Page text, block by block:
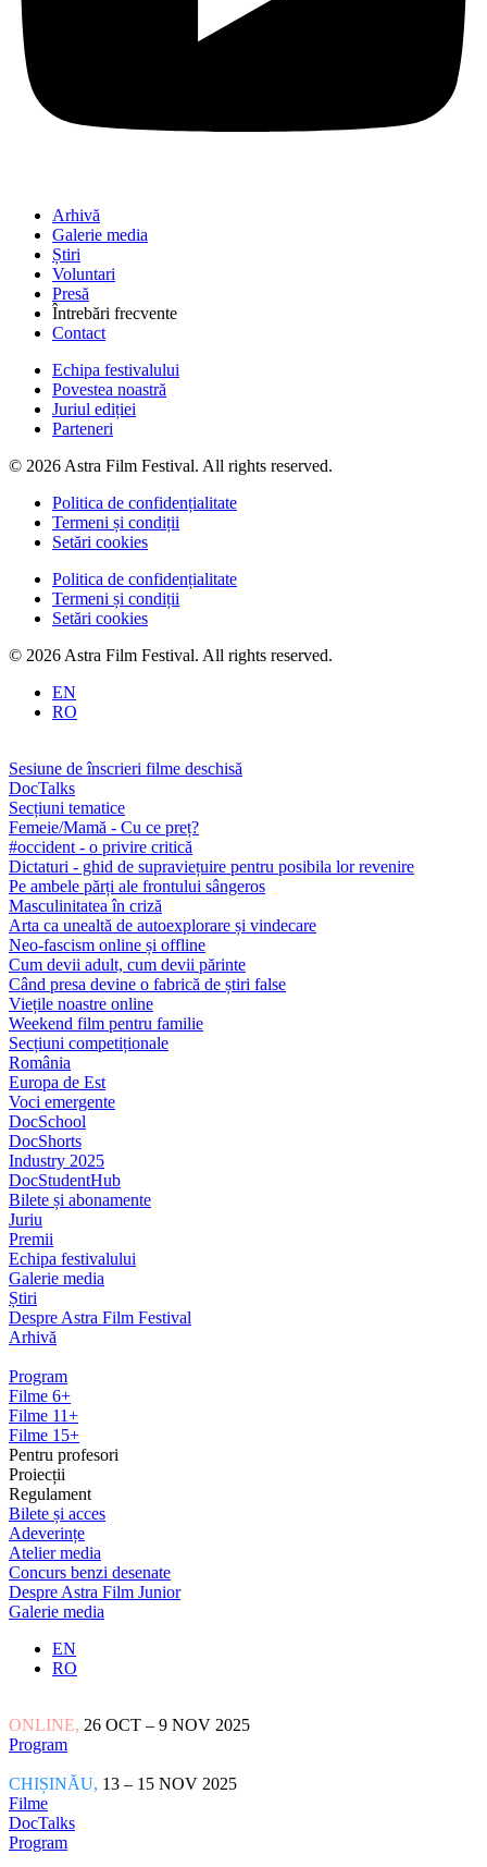
Arhivă
Galerie media
Știri
Voluntari
Presă
Întrebări frecvente
Contact
Echipa festivalului
Povestea noastră
Juriul ediției
Parteneri
© 2026 Astra Film Festival. All rights reserved.
Politica de confidențialitate
Termeni și condiții
Setări cookies
Politica de confidențialitate
Termeni și condiții
Setări cookies
© 2026 Astra Film Festival. All rights reserved.
EN
RO
Sesiune de înscrieri filme deschisă
DocTalks
Secțiuni tematice
Femeie/Mamă - Cu ce preț?
#occident - o privire critică
Dictaturi - ghid de supraviețuire pentru posibila lor revenire
Pe ambele părți ale frontului sângeros
Masculinitatea în criză
Arta ca unealtă de autoexplorare și vindecare
Neo-fascism online și offline
Cum devii adult, cum devii părinte
Când presa devine o fabrică de știri false
Viețile noastre online
Weekend film pentru familie
Secțiuni competiționale
România
Europa de Est
Voci emergente
DocSchool
DocShorts
Industry 2025
DocStudentHub
Bilete și abonamente
Juriu
Premii
Echipa festivalului
Galerie media
Știri
Despre Astra Film Festival
Arhivă
Program
Filme 6+
Filme 11+
Filme 15+
Pentru profesori
Proiecții
Regulament
Bilete și acces
Adeverințe
Atelier media
Concurs benzi desenate
Despre Astra Film Junior
Galerie media
EN
RO
ONLINE, 26 OCT – 9 NOV 2025
Program
CHIȘINĂU, 13 – 15 NOV 2025
Filme
DocTalks
Program